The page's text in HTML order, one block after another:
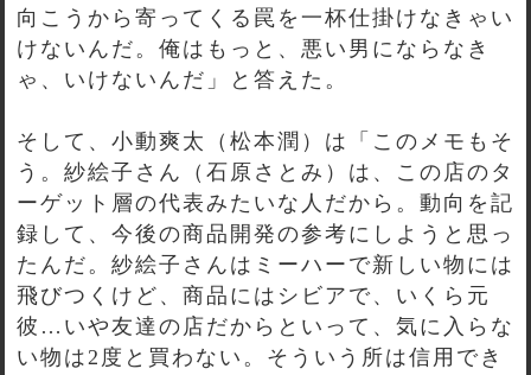
向こうから寄ってくる罠を一杯仕掛けなきゃい
けないんだ。俺はもっと、悪い男にならなき
ゃ、いけないんだ」と答えた。
そして、小動爽太（松本潤）は「このメモもそ
う。紗絵子さん（石原さとみ）は、この店のタ
ーゲット層の代表みたいな人だから。動向を記
録して、今後の商品開発の参考にしようと思っ
たんだ。紗絵子さんはミーハーで新しい物には
飛びつくけど、商品にはシビアで、いくら元
彼…いや友達の店だからといって、気に入らな
い物は2度と買わない。そういう所は信用でき